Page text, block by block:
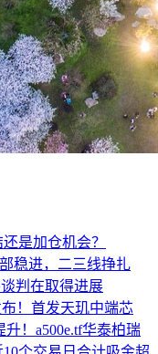
是加仓机会？
稳进，二三线挣扎
判在取得进展
！首发天玑中端芯
升！a500e.tf华泰柏瑞